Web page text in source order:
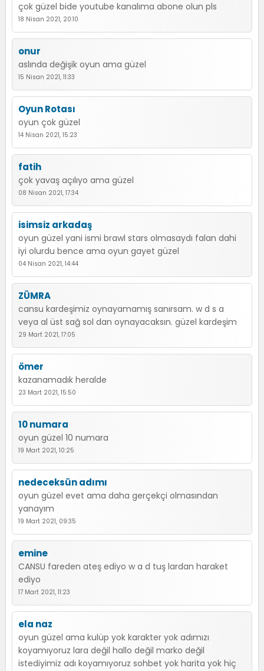
çok güzel bide youtube kanalıma abone olun pls
18 Nisan 2021, 20:10
onur
aslında değişik oyun ama güzel
15 Nisan 2021, 11:33
Oyun Rotası
oyun çok güzel
14 Nisan 2021, 15:23
fatih
çok yavaş açılıyo ama güzel
08 Nisan 2021, 17:34
isimsiz arkadaş
oyun güzel yani ismi brawl stars olmasaydı falan dahi
iyi olurdu bence ama oyun gayet güzel
04 Nisan 2021, 14:44
ZÜMRA
cansu kardeşimiz oynayamamış sanırsam. w d s a
veya al üst sağ sol dan oynayacaksın. güzel kardeşim
29 Mart 2021, 17:05
ömer
kazanamadık heralde
23 Mart 2021, 15:50
10 numara
oyun güzel 10 numara
19 Mart 2021, 10:25
nedeceksün adımı
oyun güzel evet ama daha gerçekçi olmasından
yanayım
19 Mart 2021, 09:35
emine
CANSU fareden ateş ediyo w a d tuş lardan haraket
ediyo
17 Mart 2021, 11:23
ela naz
oyun güzel ama kulüp yok karakter yok adımızı
koyamıyoruz lara değil hallo değil marko değil
istediyimiz adı koyamıyoruz sohbet yok harita yok hiç